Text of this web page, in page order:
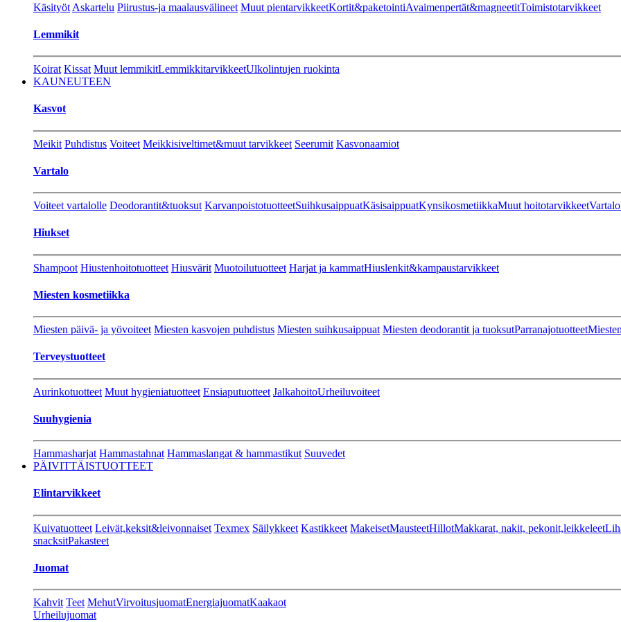
Käsityöt Askartelu Piirustus-ja maalausvälineet Muut pientarvikkeetKortit&paketointiAvaimenpertät&magneetitToimistotarvikkeet
Lemmikit
Koirat Kissat Muut lemmikitLemmikkitarvikkeetUlkolintujen ruokinta
KAUNEUTEEN
Kasvot
Meikit Puhdistus Voiteet Meikkisiveltimet&muut tarvikkeet Seerumit Kasvonaamiot
Vartalo
Voiteet vartalolle Deodorantit&tuoksut KarvanpoistotuotteetSuihkusaippuatKäsisaippuatKynsikosmetiikkaMuut hoitotarvikkeet
Hiukset
Shampoot Hiustenhoitotuotteet Hiusvärit Muotoilutuotteet Harjat ja kammatHiuslenkit&kampaustarvikkeet
Miesten kosmetiikka
Miesten päivä- ja yövoiteet Miesten kasvojen puhdistus Miesten suihkusaippuat Miesten deodorantit ja tuoksutParranajotuotteet
Terveystuotteet
Aurinkotuotteet Muut hygieniatuotteet Ensiaputuotteet JalkahoitoUrheiluvoiteet
Suuhygienia
Hammasharjat Hammastahnat Hammaslangat & hammastikut Suuvedet
PÄIVITTÄISTUOTTEET
Elintarvikkeet
Kuivatuotteet Leivät,keksit&leivonnaiset Texmex Säilykkeet Kastikkeet MakeisetMausteetHillotMakkarat, nakit, pekonit,leikkeleet
snacksitPakasteet
Juomat
Kahvit Teet MehutVirvoitusjuomatEnergiajuomatKaakaot
Urheilujuomat